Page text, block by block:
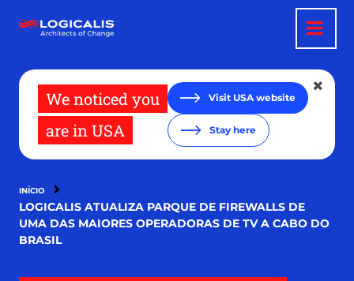
para
We noticed you
are in USA
Visit USA website
Stay here
INÍCIO
LOGICALIS ATUALIZA PARQUE DE FIREWALLS DE
UMA DAS MAIORES OPERADORAS DE TV A CABO DO
BRASIL